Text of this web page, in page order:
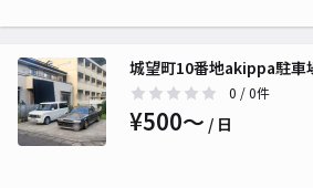
城望町10番地akippa駐車
0 / 0件
¥500〜 / 日